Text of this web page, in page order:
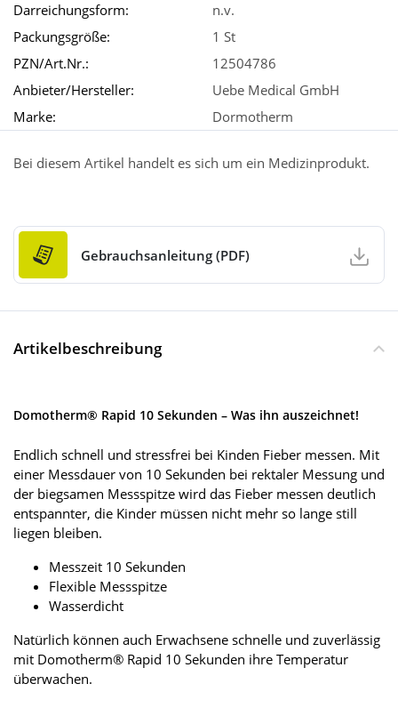
Darreichungsform:
n.v.
Packungsgröße:
1 St
PZN/Art.Nr.:
12504786
Anbieter/Hersteller:
Uebe Medical GmbH
Marke:
Dormotherm
Bei diesem Artikel handelt es sich um ein Medizinprodukt.
Gebrauchsanleitung (PDF)
Artikelbeschreibung
Domotherm® Rapid 10 Sekunden – Was ihn auszeichnet!
Endlich schnell und stressfrei bei Kinden Fieber messen. Mit
einer Messdauer von 10 Sekunden bei rektaler Messung und
der biegsamen Messspitze wird das Fieber messen deutlich
entspannter, die Kinder müssen nicht mehr so lange still
liegen bleiben.
Messzeit 10 Sekunden
Flexible Messspitze
Wasserdicht
Natürlich können auch Erwachsene schnelle und zuverlässig
mit Domotherm® Rapid 10 Sekunden ihre Temperatur
überwachen.